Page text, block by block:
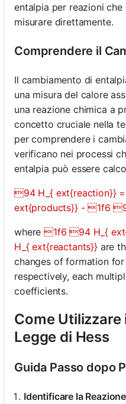
entalpia per reazioni
misurare direttamente.
Comprendere il
Il cambiamento di
una misura del calore
una reazione chimica a
concetto cruciale nella
per comprendere i
verificano nei processi
entalpia può essere
94 H_{ ext{reaction}}
ext{products}} - 1f6
where1f6 94 H_{
H_{ ext{reactants}}are
changes of formation
respectively, each
coefficients.
Come
Legge di Hess
Guida Passo dopo
Identificare la